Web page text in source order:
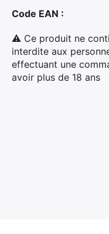
Code EAN :
⚠ Ce produit ne
interdite aux
effectuant une
avoir plus de 18 ans